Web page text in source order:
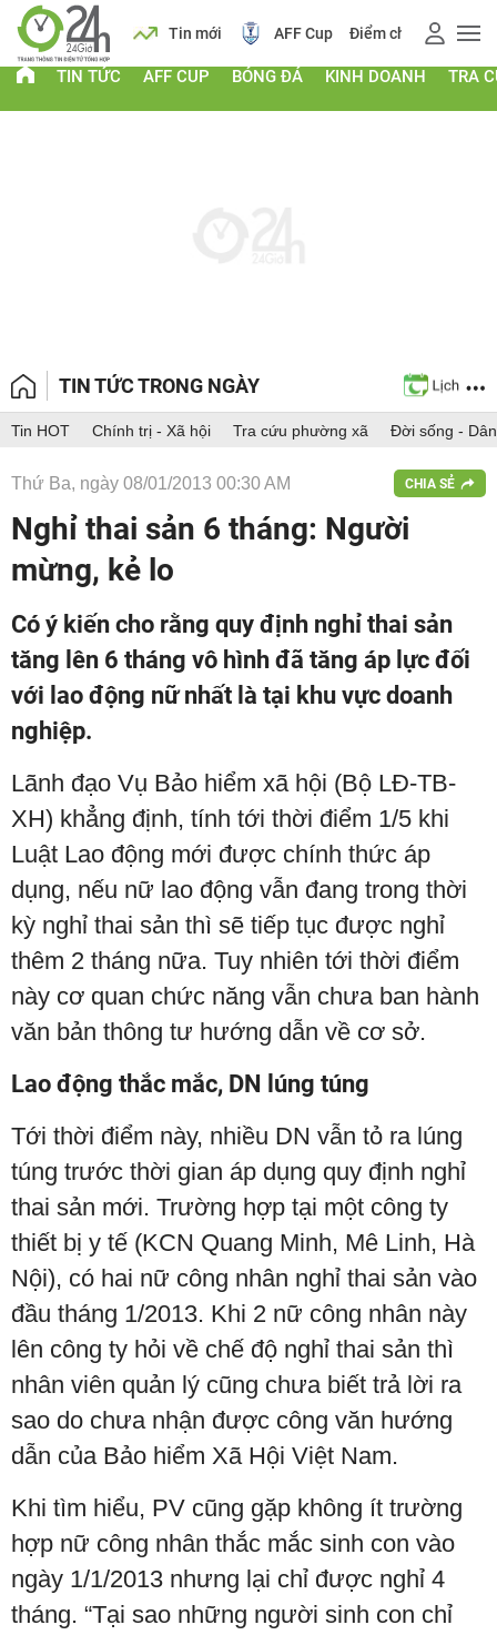
Lịch Tin mới AFF Cup Điểm chuẩn 2026
TIN TỨC AFF CUP BÓNG ĐÁ KINH DOANH TRA
TIN TỨC TRONG NGÀY
Tin HOT Chính trị - Xã hội Tra cứu phường xã Đời sống -
Thứ Ba, ngày 08/01/2013 00:30 AM CHIA SẺ
Nghỉ thai sản 6 tháng: Người
mừng, kẻ lo
Có ý kiến cho rằng quy định nghỉ thai sản
tăng lên 6 tháng vô hình đã tăng áp lực đối
với lao động nữ nhất là tại khu vực doanh
nghiệp.
Lãnh đạo Vụ Bảo hiểm xã hội (Bộ LĐ-TB-
XH) khẳng định, tính tới thời điểm 1/5 khi
Luật Lao động mới được chính thức áp
dụng, nếu nữ lao động vẫn đang trong thời
kỳ nghỉ thai sản thì sẽ tiếp tục được nghỉ
thêm 2 tháng nữa. Tuy nhiên tới thời điểm
này cơ quan chức năng vẫn chưa ban hành
văn bản thông tư hướng dẫn về cơ sở.
Lao động thắc mắc, DN lúng túng
Tới thời điểm này, nhiều DN vẫn tỏ ra lúng
túng trước thời gian áp dụng quy định nghỉ
thai sản mới. Trường hợp tại một công ty
thiết bị y tế (KCN Quang Minh, Mê Linh, Hà
Nội), có hai nữ công nhân nghỉ thai sản vào
đầu tháng 1/2013. Khi 2 nữ công nhân này
lên công ty hỏi về chế độ nghỉ thai sản thì
nhân viên quản lý cũng chưa biết trả lời ra
sao do chưa nhận được công văn hướng
dẫn của Bảo hiểm Xã Hội Việt Nam.
Khi tìm hiểu, PV cũng gặp không ít trường
hợp nữ công nhân thắc mắc sinh con vào
ngày 1/1/2013 nhưng lại chỉ được nghỉ 4
tháng. “Tại sao những người sinh con chỉ